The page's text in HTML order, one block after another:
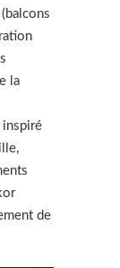
la
inspiré
de